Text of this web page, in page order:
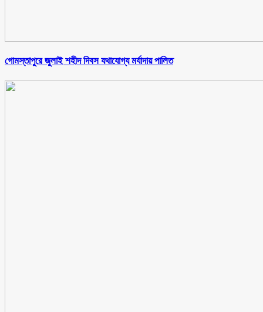
গোমস্তাপুরে জুলাই শহীদ দিবস যথাযোগ্য মর্যাদায় পালিত